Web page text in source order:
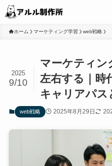
ホーム マーケティング学習 web戦略
マーケティン
左右する｜時
キャリアパス
2025
9/10
web戦略 2025年8月29日